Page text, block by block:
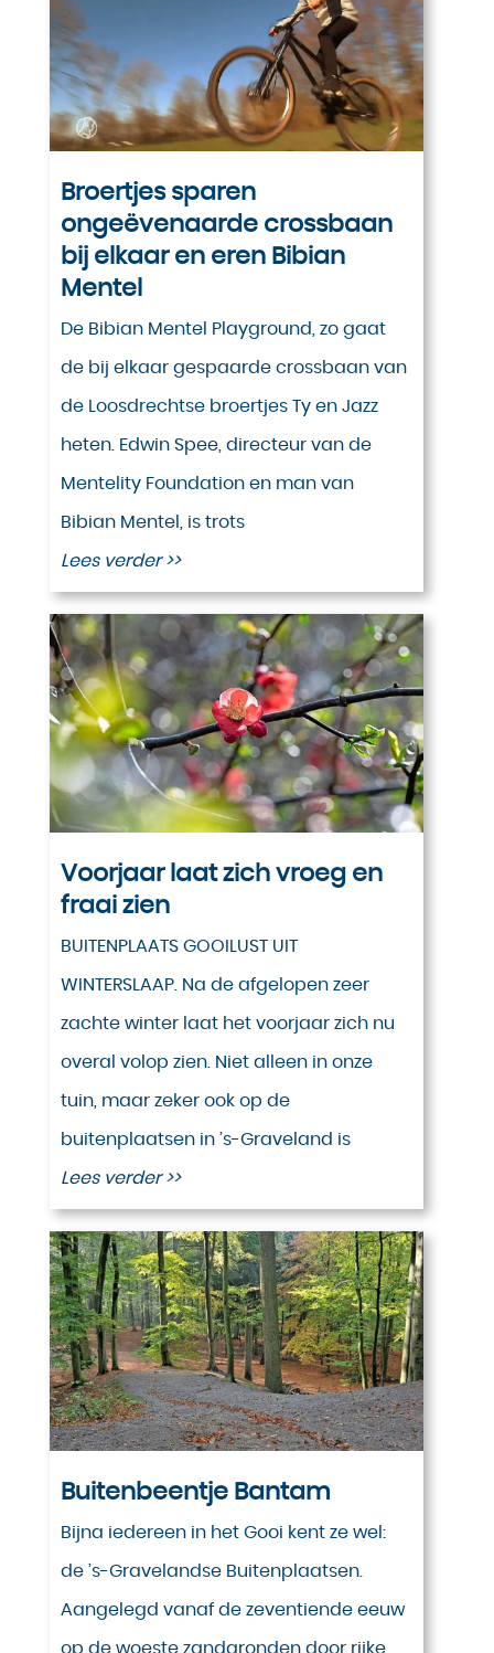
Broertjes sparen
ongeëvenaarde crossbaan
bij elkaar en eren Bibian
Mentel
De Bibian Mentel Playground, zo gaat
de bij elkaar gespaarde crossbaan van
de Loosdrechtse broertjes Ty en Jazz
heten. Edwin Spee, directeur van de
Mentelity Foundation en man van
Bibian Mentel, is trots
Lees verder >>
Voorjaar laat zich vroeg en
fraai zien
BUITENPLAATS GOOILUST UIT
WINTERSLAAP. Na de afgelopen zeer
zachte winter laat het voorjaar zich nu
overal volop zien. Niet alleen in onze
tuin, maar zeker ook op de
buitenplaatsen in ’s-Graveland is
Lees verder >>
Buitenbeentje Bantam
Bijna iedereen in het Gooi kent ze wel:
de ’s-Gravelandse Buitenplaatsen.
Aangelegd vanaf de zeventiende eeuw
op de woeste zandgronden door rijke